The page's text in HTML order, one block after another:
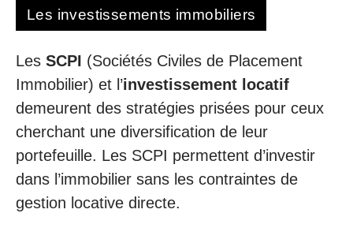
Les investissements immobiliers
Les SCPI (Sociétés Civiles de Placement
Immobilier) et l’investissement locatif
demeurent des stratégies prisées pour ceux
cherchant une diversification de leur
portefeuille. Les SCPI permettent d’investir
dans l’immobilier sans les contraintes de
gestion locative directe.